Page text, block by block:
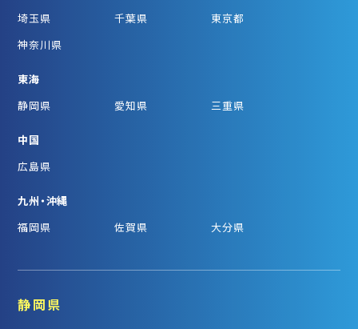
埼玉県 千葉県
東京都
神奈川県
東海
静岡県
愛知県 三重県
中国
広島県
九州・沖縄
福岡県
佐賀県 大分県
静岡県